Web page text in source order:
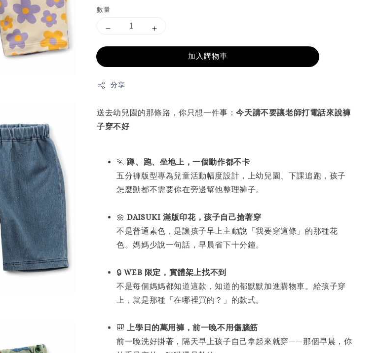
數量
加入購物車
分享
送去幼兒園的那條路，你只想一件事：今天請不要讓老師打電話來說褲
子穿不好
🏃 蹲、跑、坐地上，一個動作都不卡
五分褲版型專為兒童活動幅度設計，上幼兒園、下課追跑，孩子
怎麼動都不需要你在旁邊幫他整理褲子。
🌼DAISUKI 滿版印花，孩子自己搶著穿
不是普通素色，是讓孩子早上主動說「我要穿這條」的那種花
色。媽媽少說一句話，早晨省下十分鐘。
🔒WEB 限定，實體架上找不到
不是每個媽媽都知道這款，知道的都默默加進購物車。給孩子穿
上，就是那種「在哪裡買的？」的款式。
🎒上學日的萬用褲，前一晚不用傷腦筋
前一晚洗好掛著，隔天早上孩子自己拿起來就穿——那個早晨，你